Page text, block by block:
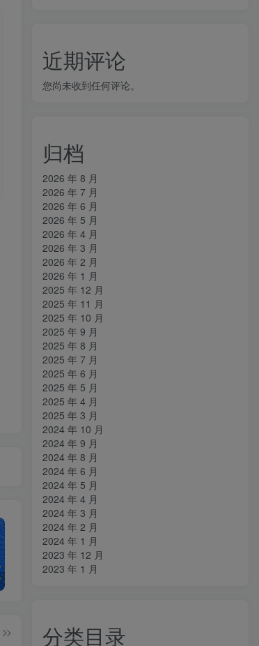
近期评论
您尚未收到任何评论。
归档
2026 年 8 月
2026 年 7 月
2026 年 6 月
2026 年 5 月
2026 年 4 月
2026 年 3 月
2026 年 2 月
2026 年 1 月
2025 年 12 月
2025 年 11 月
2025 年 10 月
2025 年 9 月
2025 年 8 月
2025 年 7 月
2025 年 6 月
2025 年 5 月
2025 年 4 月
2025 年 3 月
2024 年 10 月
2024 年 9 月
2024 年 8 月
2024 年 6 月
2024 年 5 月
2024 年 4 月
2024 年 3 月
2024 年 2 月
2024 年 1 月
2023 年 12 月
2023 年 1 月
分类目录